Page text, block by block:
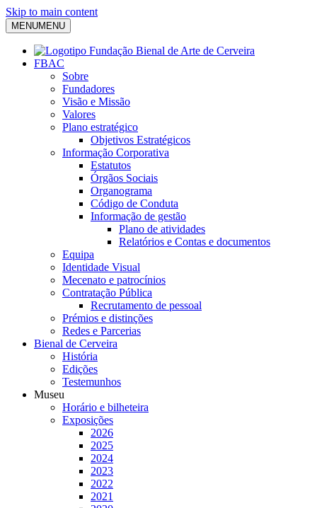
Skip to main content
MENUMENU
FBAC
Sobre
Fundadores
Visão e Missão
Valores
Plano estratégico
Objetivos Estratégicos
Informação Corporativa
Estatutos
Órgãos Sociais
Organograma
Código de Conduta
Informação de gestão
Plano de atividades
Relatórios e Contas e documentos
Equipa
Identidade Visual
Mecenato e patrocínios
Contratação Pública
Recrutamento de pessoal
Prémios e distinções
Redes e Parcerias
Bienal de Cerveira
História
Edições
Testemunhos
Museu
Horário e bilheteira
Exposições
2026
2025
2024
2023
2022
2021